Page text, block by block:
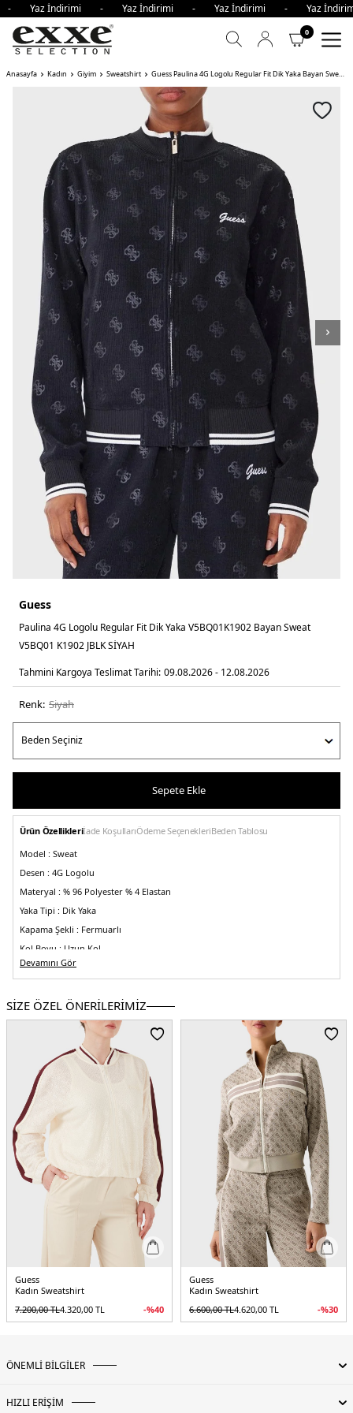
Yaz İndirimi - Yaz İndirimi - Yaz İndirimi - Yaz
0
Anasayfa Kadın Giyim Sweatshirt Guess Paulina 4G Logolu Regular Fit Dik Yaka Bayan Sweat JBLK
Guess
Paulina 4G Logolu Regular Fit Dik Yaka V5BQ01K1902 Bayan Sweat
V5BQ01 K1902 JBLK SİYAH
Tahmini Kargoya Teslimat Tarihi: 09.08.2026 - 12.08.2026
Renk: si̇yah
Sepete Ekle
Ürün Özellikleriİade KoşullarıÖdeme SeçenekleriBeden Tablosu
Model : Sweat
Desen : 4G Logolu
Materyal : % 96 Polyester % 4 Elastan
Yaka Tipi : Dik Yaka
Kapama Şekli : Fermuarlı
Kol Boyu : Uzun Kol
Kalıp Bilgisi :Regular Fit
Detaylar :
-Ribanalı yaka, etek ucu ve manşetler
manşetlerde kontrast renkli şerit detayları
5DK2V5BQ01K1902JBLK.07
Devamını Gör
SİZE ÖZEL ÖNERİLERİMİZ
Guess
Kadın Sweatshirt
7.200,00TL4.320,00 TL -%40
Guess
Kadın Sweatshirt
6.600,00TL4.620,00 TL -%30
ÖNEMLİ BİLGİLER
HIZLI ERİŞİM